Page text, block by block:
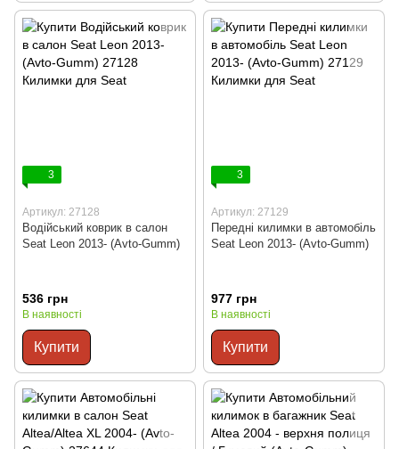
3
Артикул: 27128
Водійський коврик в салон
Seat Leon 2013- (Avto-Gumm)
536 грн
В наявності
Купити
3
Артикул: 27129
Передні килимки в автомобіль
Seat Leon 2013- (Avto-Gumm)
977 грн
В наявності
Купити